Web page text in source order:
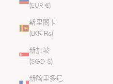
(EUR €)
斯里蘭卡
(LKR ₨)
新加坡
(SGD $)
新喀里多尼